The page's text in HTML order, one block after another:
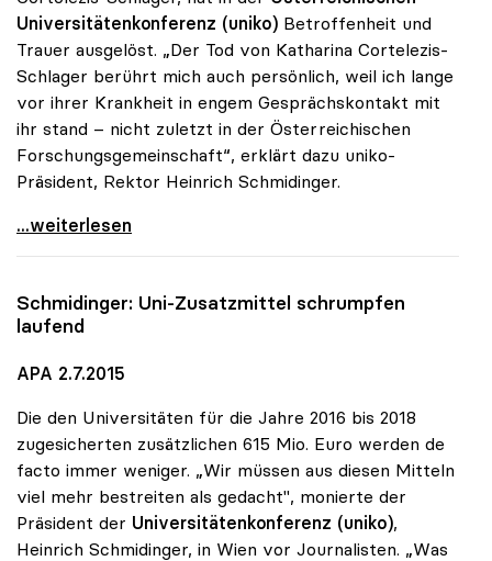
Universitätenkonferenz (uniko) Betroffenheit und
Trauer ausgelöst. „Der Tod von Katharina Cortelezis-
Schlager berührt mich auch persönlich, weil ich lange
vor ihrer Krankheit in engem Gesprächskontakt mit
ihr stand – nicht zuletzt in der Österreichischen
Forschungsgemeinschaft“, erklärt dazu uniko-
Präsident, Rektor Heinrich Schmidinger.
uniko-Präsident zum Tod von Katharina
...weiterlesen
Schmidinger: Uni-Zusatzmittel schrumpfen
laufend
APA 2.7.2015
Die den Universitäten für die Jahre 2016 bis 2018
zugesicherten zusätzlichen 615 Mio. Euro werden de
facto immer weniger. „Wir müssen aus diesen Mitteln
viel mehr bestreiten als gedacht", monierte der
Präsident der Universitätenkonferenz (uniko),
Heinrich Schmidinger, in Wien vor Journalisten. „Was